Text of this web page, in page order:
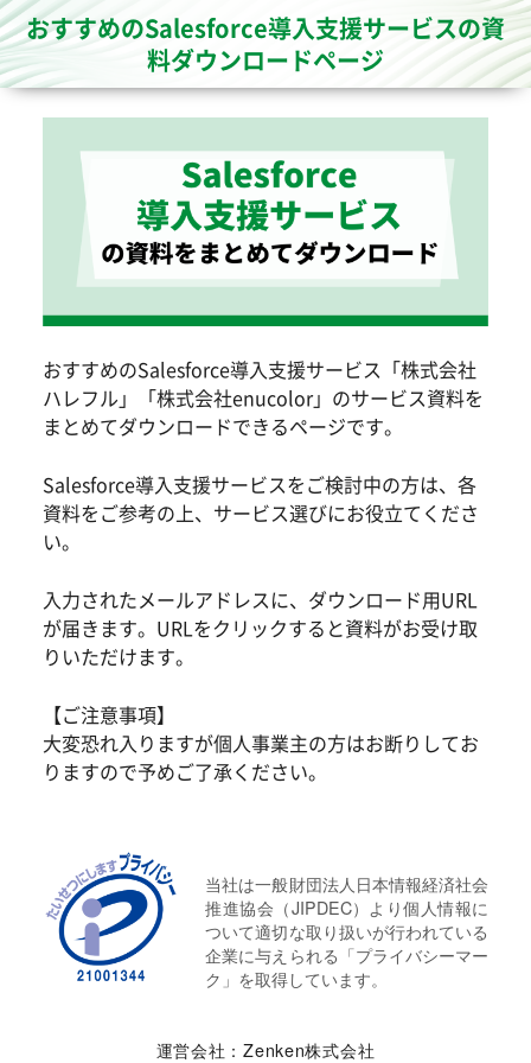
おすすめのSalesforce導入支援サービスの資
料ダウンロードページ
おすすめのSalesforce導入支援サービス「株式会社
ハレフル」「株式会社enucolor」のサービス資料を
まとめてダウンロードできるページです。
Salesforce導入支援サービスをご検討中の方は、各
資料をご参考の上、サービス選びにお役立てくださ
い。
入力されたメールアドレスに、ダウンロード用URL
が届きます。URLをクリックすると資料がお受け取
りいただけます。
【ご注意事項】
大変恐れ入りますが個人事業主の方はお断りしてお
りますので予めご了承ください。
当社は一般財団法人日本情報経済社会
推進協会（JIPDEC）より個人情報に
ついて適切な取り扱いが行われている
企業に与えられる「プライバシーマー
ク」を取得しています。
運営会社：Zenken株式会社